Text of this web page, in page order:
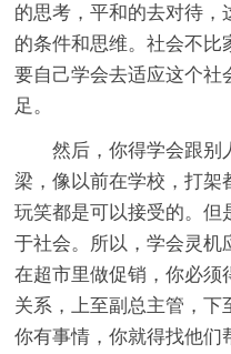
的思考，平和的去对待，
的条件和思维。社会不比
要自己学会去适应这个社
足。
然后，你得学会跟别
梁，像以前在学校，打架
玩笑都是可以接受的。但
于社会。所以，学会灵机
在超市里做促销，你必须
关系，上至副总主管，下
你有事情，你就得找他们